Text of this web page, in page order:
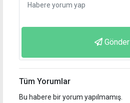
Gönder
Tüm Yorumlar
Bu habere bir yorum yapılmamış.